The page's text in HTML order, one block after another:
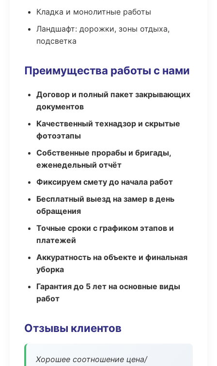
Кладка и монолитные работы
Ландшафт: дорожки, зоны отдыха,
подсветка
Преимущества работы с нами
Договор и полный пакет закрывающих
документов
Качественный технадзор и скрытые
фотоэтапы
Собственные прорабы и бригады,
еженедельный отчёт
Фиксируем смету до начала работ
Бесплатный выезд на замер в день
обращения
Точные сроки с графиком этапов и
платежей
Аккуратность на объекте и финальная
уборка
Гарантия до 5 лет на основные виды
работ
Отзывы клиентов
Хорошее соотношение цена/